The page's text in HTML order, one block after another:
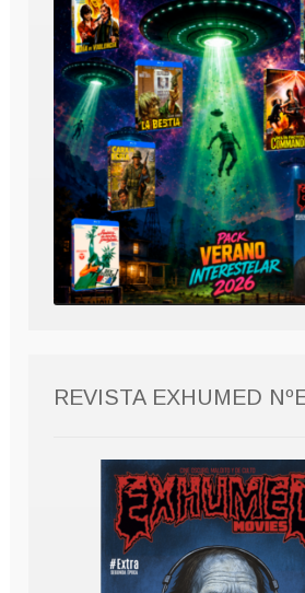
REVISTA EXHUMED